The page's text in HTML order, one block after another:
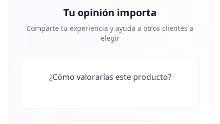
Tu opinión importa
Comparte tu experiencia y ayuda a otros clientes a
elegir
¿Cómo valorarías este producto?